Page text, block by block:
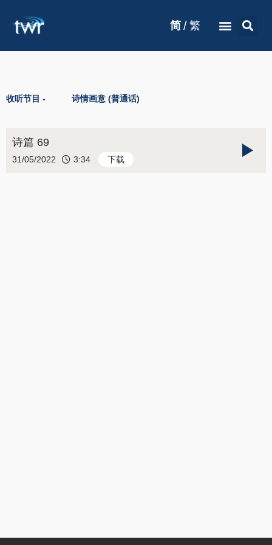
简 / 繁
收听节目 - 诗情画意 (普通话)
诗篇 69
31/05/2022 3:34 下载